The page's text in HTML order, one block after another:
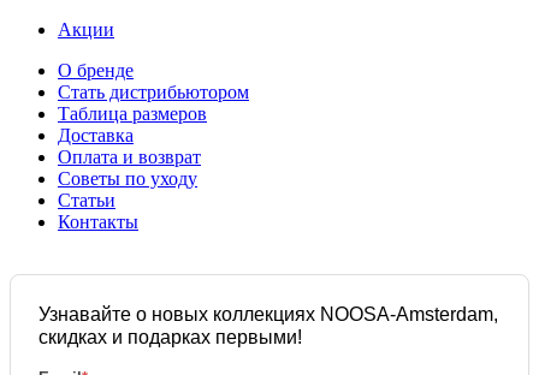
Акции
О бренде
Стать дистрибьютором
Таблица размеров
Доставка
Оплата и возврат
Советы по уходу
Статьи
Контакты
Узнавайте о новых коллекциях NOOSA-Amsterdam,
скидках и подарках первыми!